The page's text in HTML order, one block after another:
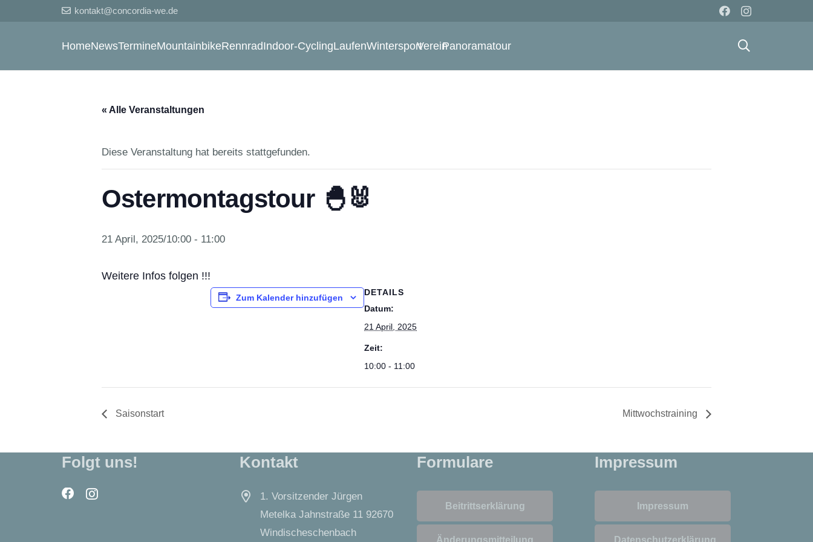
kontakt@concordia-we.de
HomeNewsTermineMountainbikeRennradIndoor-CyclingLaufenWintersportVereinPanoramatour
« Alle Veranstaltungen
Diese Veranstaltung hat bereits stattgefunden.
Ostermontagstour 🐣🐰
21 April, 2025/10:00 - 11:00
Weitere Infos folgen !!!
Zum Kalender hinzufügen
DETAILS
Datum:
21 April, 2025
Zeit:
10:00 - 11:00
Saisonstart Mittwochstraining
Folgt uns! Kontakt
1. Vorsitzender Jürgen
Metelka Jahnstraße 11 92670
Windischeschenbach
Formulare
Beitrittserklärung
Impressum
Impressum